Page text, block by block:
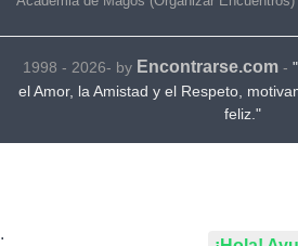
1998 - 2026- by Encontrarse.com-
el Amor, la Amistad y el Respeto,
feliz."
.